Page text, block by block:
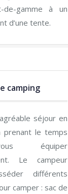
de-gamme à un
d’une tente.
camping
séjour en
prenant le temps
équiper
Le campeur
différents
camper : sac de